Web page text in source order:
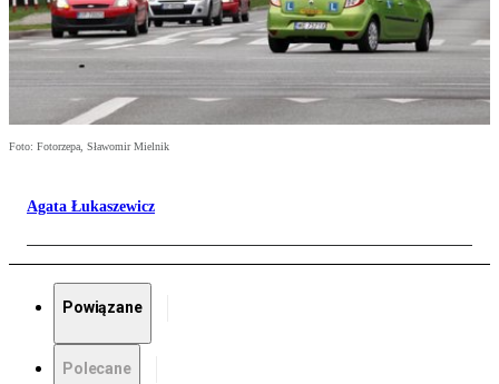
Foto: Fotorzepa, Sławomir Mielnik
Agata Łukaszewicz
Powiązane
Polecane